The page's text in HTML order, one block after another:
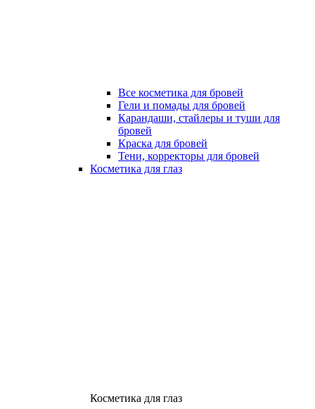
Все косметика для бровей
Гели и помады для бровей
Карандаши, стайлеры и туши для
бровей
Краска для бровей
Тени, корректоры для бровей
Косметика для глаз
Косметика для глаз